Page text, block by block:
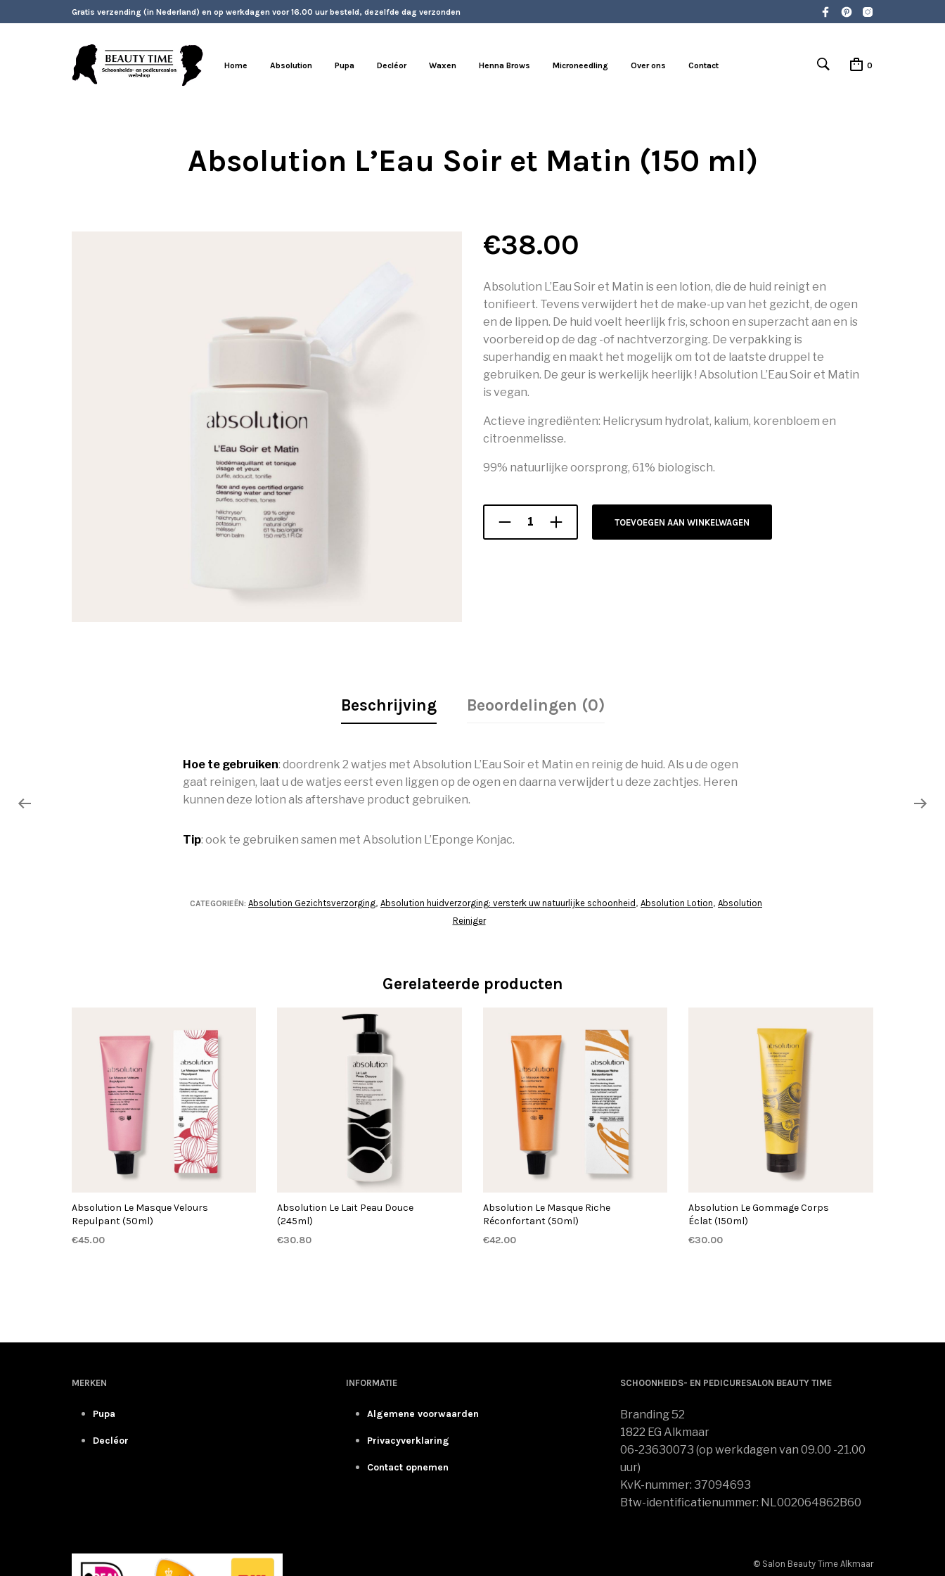
Gratis verzending (in Nederland) en op werkdagen voor 16.00 uur besteld, dezelfde dag verzonden
Home Absolution Pupa Decléor Waxen Henna Brows Microneedling Over ons Contact 0
Absolution L’Eau Soir et Matin (150 ml)
€38.00
Absolution L’Eau Soir et Matin is een lotion, die de huid reinigt en
tonifieert. Tevens verwijdert het de make-up van het gezicht, de ogen
en de lippen. De huid voelt heerlijk fris, schoon en superzacht aan en is
voorbereid op de dag -of nachtverzorging. De verpakking is
superhandig en maakt het mogelijk om tot de laatste druppel te
gebruiken. De geur is werkelijk heerlijk ! Absolution L’Eau Soir et Matin
is vegan.
Actieve ingrediënten: Helicrysum hydrolat, kalium, korenbloem en
citroenmelisse.
99% natuurlijke oorsprong, 61% biologisch.
TOEVOEGEN AAN WINKELWAGEN
Beschrijving Beoordelingen (0)
Hoe te gebruiken: doordrenk 2 watjes met Absolution L’Eau Soir et Matin en reinig de huid. Als u de ogen
gaat reinigen, laat u de watjes eerst even liggen op de ogen en daarna verwijdert u deze zachtjes. Heren
kunnen deze lotion als aftershave product gebruiken.
Tip: ook te gebruiken samen met Absolution L’Eponge Konjac.
CATEGORIEËN: Absolution Gezichtsverzorging, Absolution huidverzorging: versterk uw natuurlijke schoonheid, Absolution Lotion, Absolution
Reiniger
Gerelateerde producten
Absolution Le Masque Velours
Repulpant (50ml)
€45.00
Absolution Le Lait Peau Douce
(245ml)
€30.80
Absolution Le Masque Riche
Réconfortant (50ml)
€42.00
Absolution Le Gommage Corps
Éclat (150ml)
€30.00
MERKEN
Pupa
Decléor
INFORMATIE
Algemene voorwaarden
Privacyverklaring
Contact opnemen
SCHOONHEIDS- EN PEDICURESALON BEAUTY TIME
Branding 52
1822 EG Alkmaar
06-23630073 (op werkdagen van 09.00 -21.00
uur)
KvK-nummer: 37094693
Btw-identificatienummer: NL002064862B60
© Salon Beauty Time Alkmaar